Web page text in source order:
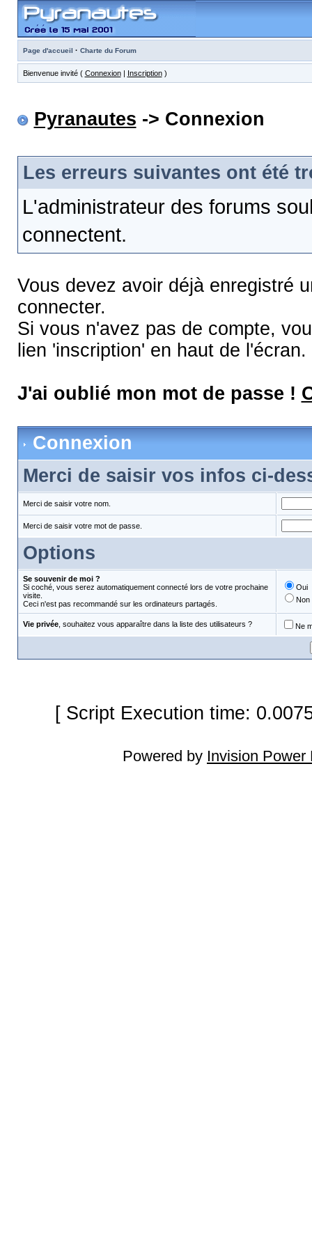
Page d'accueil · Charte du Forum
Bienvenue invité ( Connexion| Inscription)
Pyranautes -> Connexion
Les erreurs suivantes ont été
L'administrateur des forums
connectent.
Vous devez avoir déjà enregistré
connecter.
Si vous n'avez pas de compte,
lien 'inscription' en haut de l'écran.
J'ai oublié mon mot de passe !
Connexion
Merci de saisir vos infos ci-
Merci de saisir votre nom.
Merci de saisir votre mot de passe.
Options
Se souvenir de moi ?
Si coché, vous serez automatiquement connecté lors de votre prochaine
visite.
Ceci n'est pas recommandé sur les ordinateurs partagés.
Oui
Non
Vie privée, souhaitez vous apparaître dans la liste des utilisateurs ? Ne
[ Script Execution time:
Powered by Invision Power